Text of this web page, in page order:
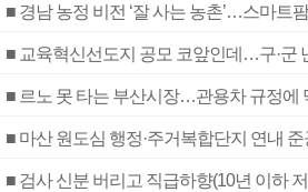
■ 경남 농정 비전 ‘잘 사는 농촌’…스마트
■ 교육혁신선도지 공모 코앞인데…구·군
■ 르노 못 타는 부산시장…관용차 규정에
■ 마산 원도심 행정·주거복합단지 연내